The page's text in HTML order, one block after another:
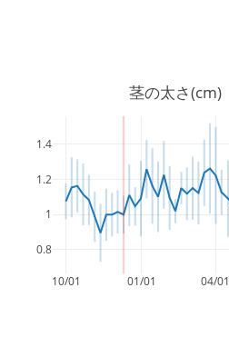
10/01 01/01 04/01
0.8
1
1.2
1.4
茎の太さ(cm)